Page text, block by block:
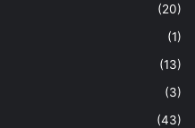
(20)
(1)
(13)
(3)
(43)